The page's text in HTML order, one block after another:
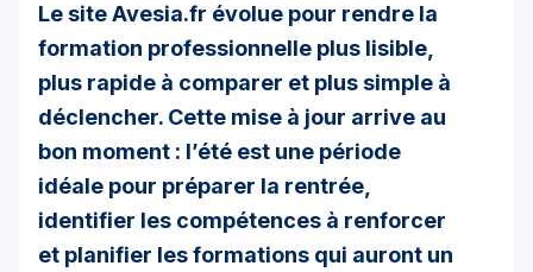
Le siteAvesia.fr évolue pour rendre la
formation professionnelle plus lisible,
plus rapide à comparer et plus simple à
déclencher. Cette mise à jour arrive au
bon moment : l’été est une période
idéale pour préparer la rentrée,
identifier les compétences à renforcer
et planifier les formations qui auront un